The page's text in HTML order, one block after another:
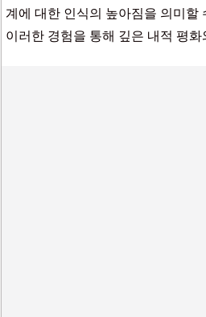
계에 대한 인식의 높아짐을 의미할
이러한 경험을 통해 깊은 내적 평